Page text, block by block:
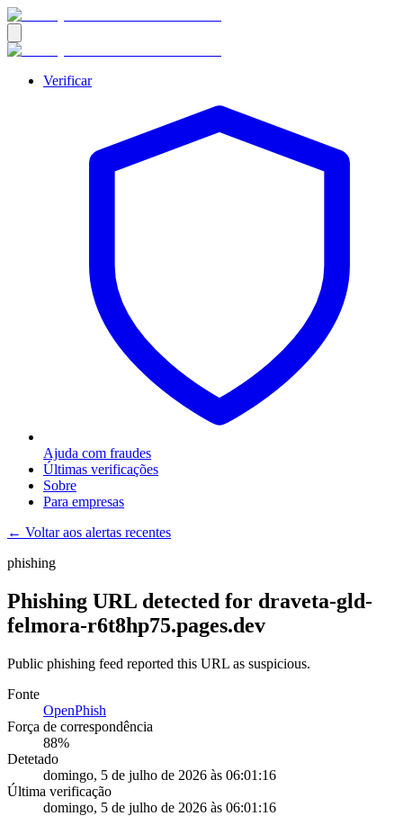
Verificar
Ajuda com fraudes
Últimas verificações
Sobre
Para empresas
← Voltar aos alertas recentes
phishing
Phishing URL detected for draveta-gld-
felmora-r6t8hp75.pages.dev
Public phishing feed reported this URL as suspicious.
Fonte
OpenPhish
Força de correspondência
88%
Detetado
domingo, 5 de julho de 2026 às 06:01:16
Última verificação
domingo, 5 de julho de 2026 às 06:01:16